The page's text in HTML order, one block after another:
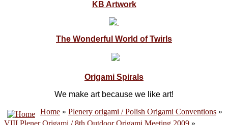
KB Artwork
The Wonderful World of Twirls
Origami Spirals
We make art because we like art!
Home » Plenery origami / Polish Origami Conventions »
VIII Plener Origami / 8th Outdoor Origami Meeting 2009 »